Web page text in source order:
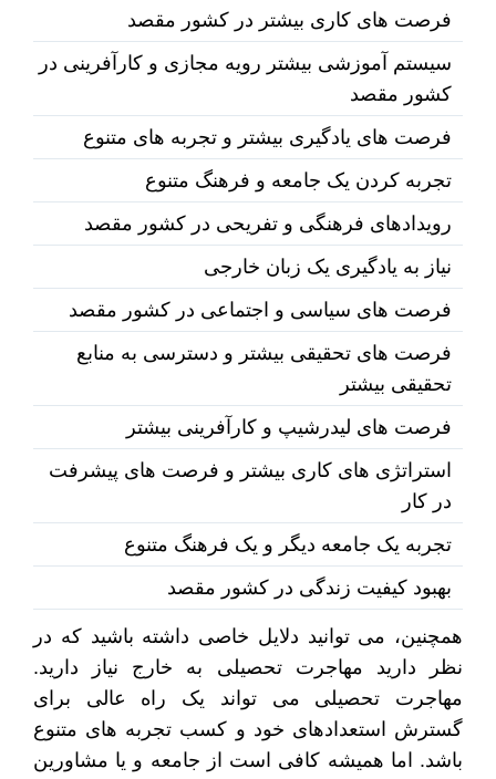
فرصت های کاری بیشتر در کشور مقصد
سیستم آموزشی بیشتر رویه مجازی و کارآفرینی در
کشور مقصد
فرصت های یادگیری بیشتر و تجربه های متنوع
تجربه کردن یک جامعه و فرهنگ متنوع
رویدادهای فرهنگی و تفریحی در کشور مقصد
نیاز به یادگیری یک زبان خارجی
فرصت های سیاسی و اجتماعی در کشور مقصد
فرصت های تحقیقی بیشتر و دسترسی به منابع
تحقیقی بیشتر
فرصت های لیدرشیپ و کارآفرینی بیشتر
استراتژی های کاری بیشتر و فرصت های پیشرفت
در کار
تجربه یک جامعه دیگر و یک فرهنگ متنوع
بهبود کیفیت زندگی در کشور مقصد
همچنین، می توانید دلایل خاصی داشته باشید که در
نظر دارید مهاجرت تحصیلی به خارج نیاز دارید.
مهاجرت تحصیلی می تواند یک راه عالی برای
گسترش استعدادهای خود و کسب تجربه های متنوع
باشد. اما همیشه کافی است از جامعه و یا مشاورین